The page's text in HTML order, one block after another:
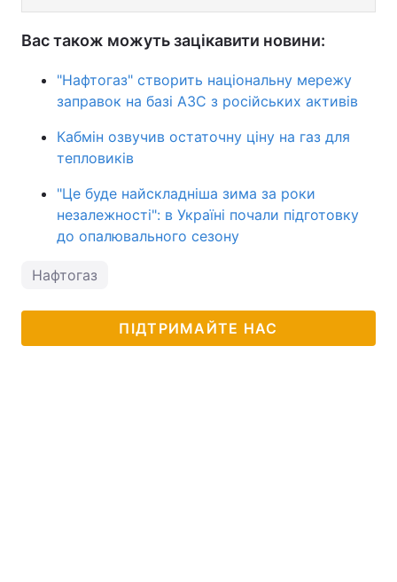
Вас також можуть зацікавити новини:
"Нафтогаз" створить національну мережу
заправок на базі АЗС з російських активів
Кабмін озвучив остаточну ціну на газ для
тепловиків
"Це буде найскладніша зима за роки
незалежності": в Україні почали підготовку
до опалювального сезону
Нафтогаз
ПІДТРИМАЙТЕ НАС